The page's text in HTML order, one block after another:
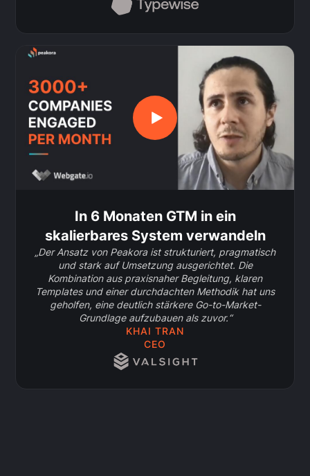
In 6 Monaten GTM in ein
skalierbares System verwandeln
„Der Ansatz von Peakora ist strukturiert, pragmatisch
und stark auf Umsetzung ausgerichtet. Die
Kombination aus praxisnaher Begleitung, klaren
Templates und einer durchdachten Methodik hat uns
geholfen, eine deutlich stärkere Go-to-Market-
Grundlage aufzubauen als zuvor.“
KHAI TRAN
CEO